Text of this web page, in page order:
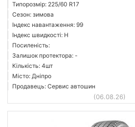
Типорозмір: 225/60 R17
Сезон: зимова
Індекс навантаження: 99
Індекс швидкості: H
Посиленість:
Залишок протектора: -
Кількість: 4шт
Місто: Дніпро
Продавець: Сервис автошин
(06.08.26)